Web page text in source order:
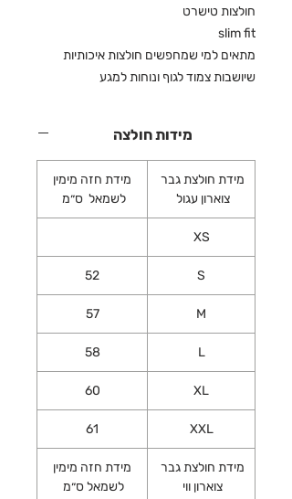
חולצות טישרט
slim fit
מתאים למי שמחפשים חולצות איכותיות
שיושבות צמוד לגוף ונוחות למגע
מידות חולצה
מידת חולצת גבר
צוארון עגול
מידת חזה מימין
לשמאל ס״מ
XS
S
52
M
57
L
58
XL
60
XXL
61
מידת חולצת גבר
צוארון ווי
מידת חזה מימין
לשמאל ס״מ